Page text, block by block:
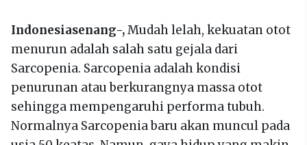
Indonesiasenang-,Mudah lelah, kekuatan otot
menurun adalah salah satu gejala dari
Sarcopenia. Sarcopenia adalah kondisi
penurunan atau berkurangnya massa otot
sehingga mempengaruhi performa tubuh.
Normalnya Sarcopenia baru akan muncul pada